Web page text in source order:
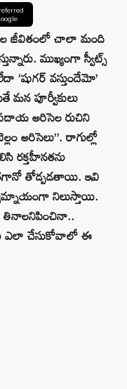
జీవితంలో చాలా మంది
ముఖ్యంగా స్వీట్స్
‘షుగర్ వస్తుందేమో’
పూర్వీకులు
అరిసెల రుచిని
అరిసెలు”. రాగుల్లో
రక్తహీనతను
తోడ్పడతాయి. ఇవి
నిలుస్తాయి.
తినాలనిపించినా..
ఎలా చేసుకోవాలో ఈ